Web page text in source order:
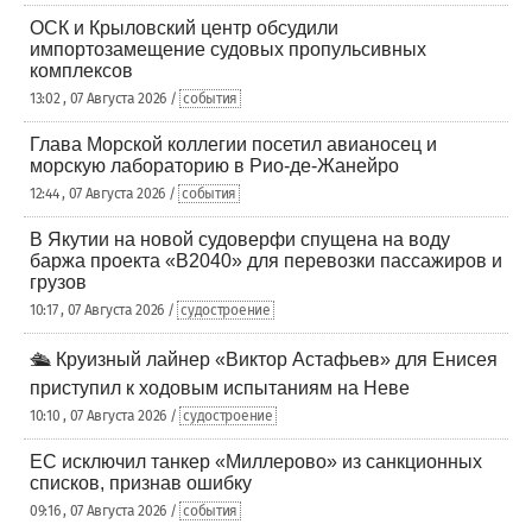
ОСК и Крыловский центр обсудили
импортозамещение судовых пропульсивных
комплексов
13:02 , 07 Августа 2026 / события
Глава Морской коллегии посетил авианосец и
морскую лабораторию в Рио-де-Жанейро
12:44 , 07 Августа 2026 / события
В Якутии на новой судоверфи спущена на воду
баржа проекта «В2040» для перевозки пассажиров и
грузов
10:17 , 07 Августа 2026 / судостроение
🛳️ Круизный лайнер «Виктор Астафьев» для Енисея
приступил к ходовым испытаниям на Неве
10:10 , 07 Августа 2026 / судостроение
ЕС исключил танкер «Миллерово» из санкционных
списков, признав ошибку
09:16 , 07 Августа 2026 / события